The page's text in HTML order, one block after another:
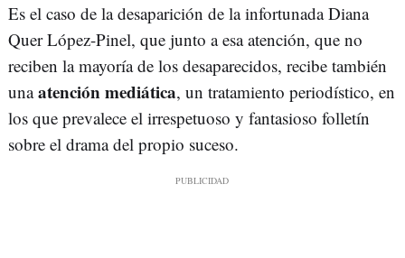
Es el caso de la desaparición de la infortunada Diana
Quer López-Pinel, que junto a esa atención, que no
reciben la mayoría de los desaparecidos, recibe también
unaatención mediática, un tratamiento periodístico, en
los que prevalece el irrespetuoso y fantasioso folletín
sobre el drama del propio suceso.